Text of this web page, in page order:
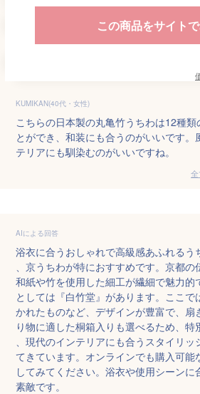
この商品をサイト
KUMIKAN(40代・女性)
こちらの日本製の丸亀竹うちわは12種類
とができ、和装にも合うのがいいです。
テリアにも馴染むのがいいですね。
AIによる回答
浴衣に合うおしゃれで高級感あふれるう
、京うちわが特におすすめです。京都
和紙や竹を使用した細工が繊細で魅力的
としては『白竹堂』があります。ここ
かれたものなど、デザインが豊富で、扇
り物に適した桐箱入りも選べるため、特
、現代のインテリアにも合うスタイリッ
てきています。オンラインでも購入可能
してみてください。浴衣や使用シーンに
素敵です。